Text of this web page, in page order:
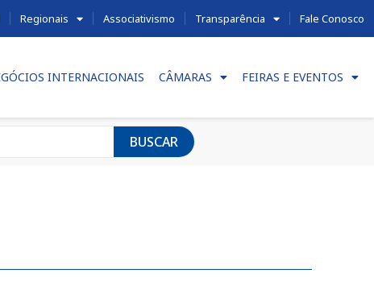
Regionais Associativismo Transparência Fale Conosco
INTERNACIONAIS CÂMARAS FEIRAS E EVENTOS
BUSCAR